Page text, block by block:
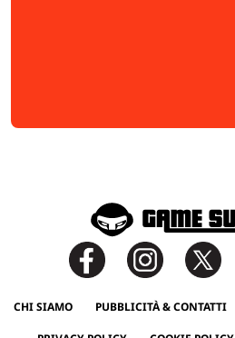
CHI SIAMO PUBBLICITÀ & CONTATTI